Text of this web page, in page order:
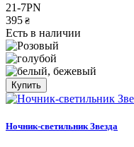
21-7PN
395 ₴
Есть в наличии
Купить
Ночник-светильник Звезда